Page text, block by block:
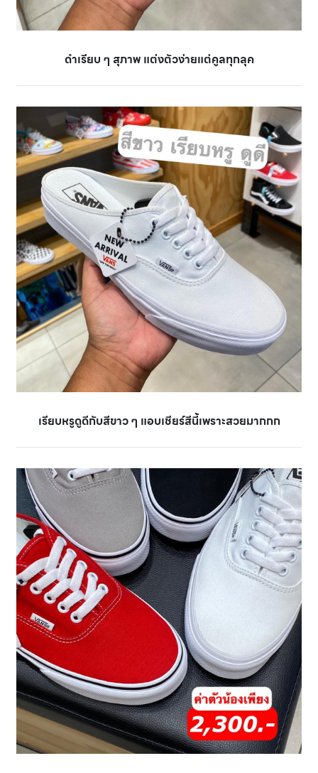
ดำเรียบ ๆ สุภาพ แต่งตัวง่ายแต่คูลทุกลุค
เรียบหรูดูดีกับสีขาว ๆ แอบเชียร์สีนี้เพราะสวยมากกก